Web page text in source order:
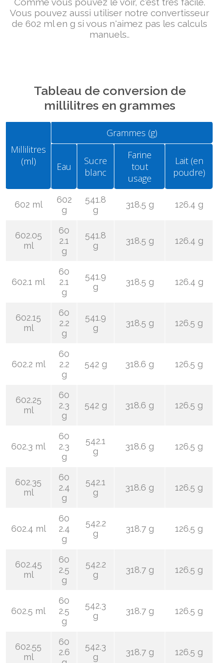
Vous pouvez aussi utiliser notre convertisseur
de 602 ml en g si vous n'aimez pas les calculs
manuels..
Tableau de conversion de
millilitres en grammes
Millilitres
(ml)
Grammes (g)
Eau
Sucre
blanc
Farine
tout
usage
Lait (en
poudre)
602 ml
602
g
541.8
g
318.5 g 126.4 g
602.05
ml
60
2.1
g
541.8
g
318.5 g 126.4 g
602.1 ml
60
2.1
g
541.9
g
318.5 g 126.4 g
602.15
ml
60
2.2
g
541.9
g
318.5 g 126.5 g
602.2 ml
60
2.2
g
542 g 318.6 g 126.5 g
602.25
ml
60
2.3
g
542 g 318.6 g 126.5 g
602.3 ml
60
2.3
g
542.1
g
318.6 g 126.5 g
602.35
ml
60
2.4
g
542.1
g
318.6 g 126.5 g
602.4 ml
60
2.4
g
542.2
g
318.7 g 126.5 g
602.45
ml
60
2.5
g
542.2
g
318.7 g 126.5 g
602.5 ml
60
2.5
g
542.3
g
318.7 g 126.5 g
602.55
ml
60
2.6
542.3
g
318.7 g 126.5 g